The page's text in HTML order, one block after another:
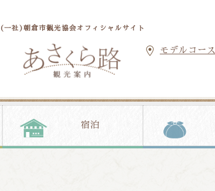
(一社)朝倉市観光協会オフィシャルサイト
モデルコース
宿泊